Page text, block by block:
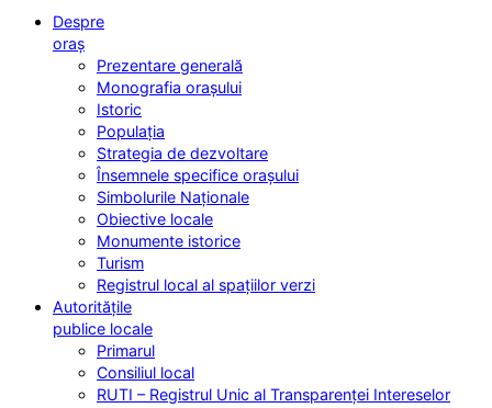
Despre
oraș
Prezentare generală
Monografia orașului
Istoric
Populația
Strategia de dezvoltare
Însemnele specifice orașului
Simbolurile Naționale
Obiective locale
Monumente istorice
Turism
Registrul local al spațiilor verzi
Autoritățile
publice locale
Primarul
Consiliul local
RUTI – Registrul Unic al Transparenței Intereselor